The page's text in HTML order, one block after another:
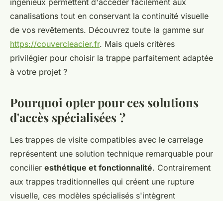
canalisations tout en conservant la continuité visuelle
de vos revêtements. Découvrez toute la gamme sur
https://couvercleacier.fr. Mais quels critères
privilégier pour choisir la trappe parfaitement adaptée
à votre projet ?
Pourquoi opter pour ces solutions
d'accès spécialisées ?
Les trappes de visite compatibles avec le carrelage
représentent une solution technique remarquable pour
concilier esthétique et fonctionnalité. Contrairement
aux trappes traditionnelles qui créent une rupture
visuelle, ces modèles spécialisés s'intègrent